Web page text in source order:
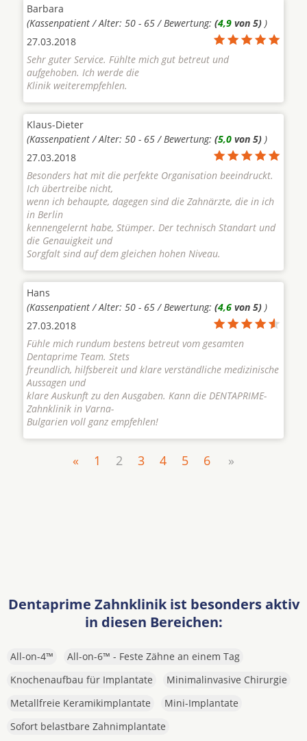
Barbara
(Kassenpatient / Alter: 50 - 65 / Bewertung: (4,9 von 5) )
27.03.2018
Sehr guter Service. Fühlte mich gut betreut und
aufgehoben. Ich werde die
Klinik weiterempfehlen.
Klaus-Dieter
(Kassenpatient / Alter: 50 - 65 / Bewertung: (5,0 von 5) )
27.03.2018
Besonders hat mit die perfekte Organisation beeindruckt.
Ich übertreibe nicht,
wenn ich behaupte, dagegen sind die Zahnärzte, die in ich
in Berlin
kennengelernt habe, Stümper. Der technisch Standart und
die Genauigkeit und
Sorgfalt sind auf dem gleichen hohen Niveau.
Hans
(Kassenpatient / Alter: 50 - 65 / Bewertung: (4,6 von 5) )
27.03.2018
Fühle mich rundum bestens betreut vom gesamten
Dentaprime Team. Stets
freundlich, hilfsbereit und klare verständliche medizinische
Aussagen und
klare Auskunft zu den Ausgaben. Kann die DENTAPRIME-
Zahnklinik in Varna-
Bulgarien voll ganz empfehlen!
« 1 2 3 4 5 6 »
Dentaprime Zahnklinik ist besonders aktiv
in diesen Bereichen:
All-on-4™
All-on-6™ - Feste Zähne an einem Tag
Knochenaufbau für Implantate
Minimalinvasive Chirurgie
Metallfreie Keramikimplantate
Mini-Implantate
Sofort belastbare Zahnimplantate